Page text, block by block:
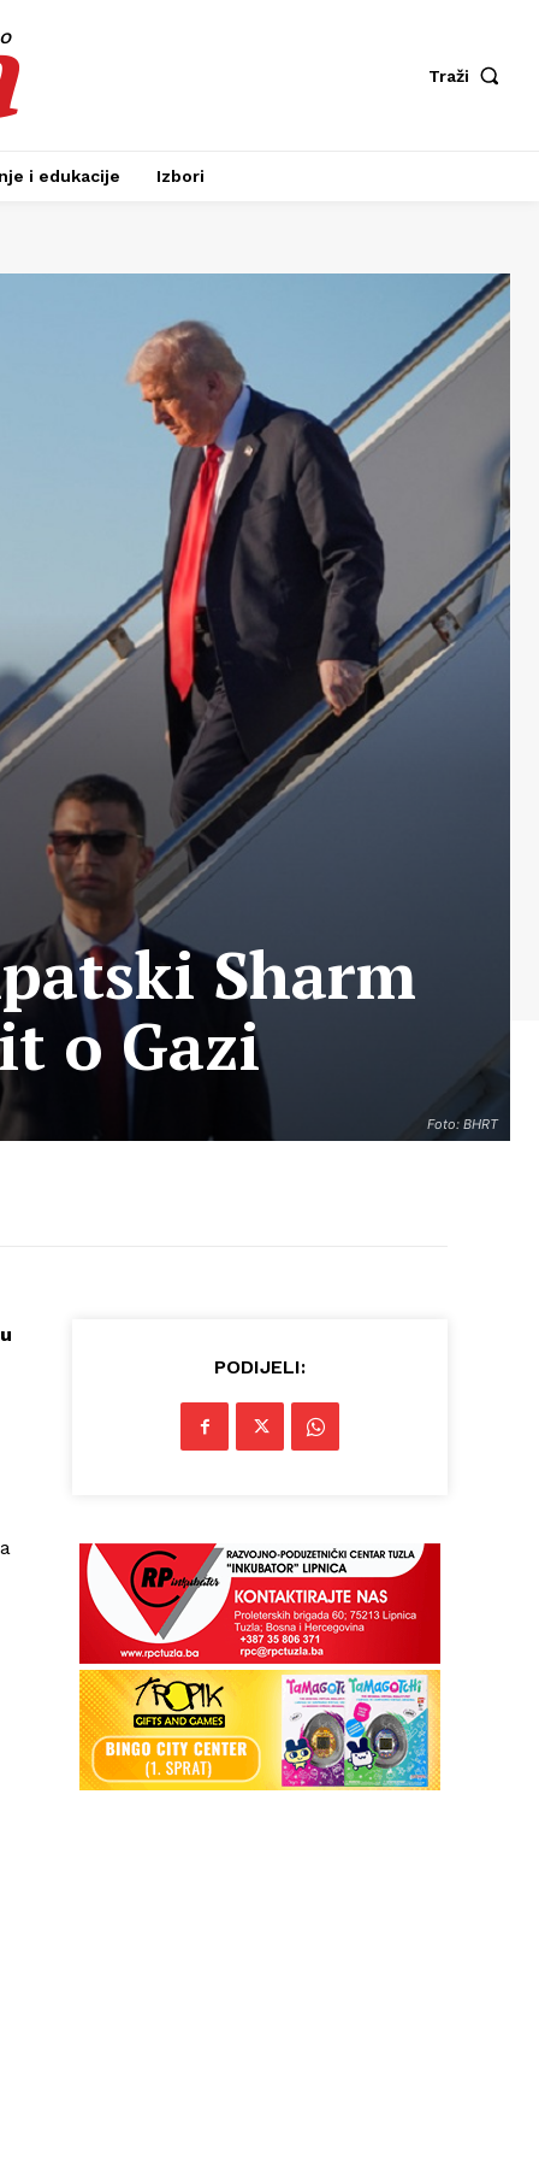
Traži
i edukacije Izbori
Foto: BHRT
Sharm
o Gazi
PODIJELI: